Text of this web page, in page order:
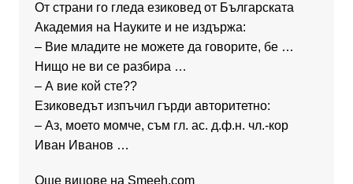
От страни го гледа езиковед от Българската
Академия на Науките и не издържа:
– Вие младите не можете да говорите, бе …
Нищо не ви се разбира …
– А вие кой сте??
Езиковедът изпъчил гърди авторитетно:
– Аз, моето момче, съм гл. ас. д.ф.н. чл.-кор
Иван Иванов …
Още вицове на Smeeh.com